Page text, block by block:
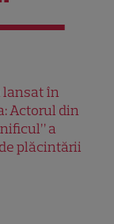
lansat în
Actorul din
a
plăcintării